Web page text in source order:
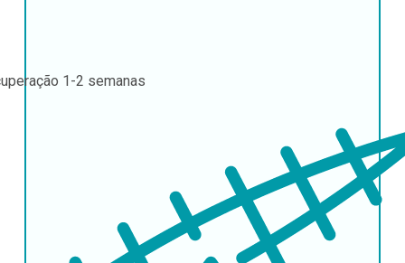
1-2 semanas